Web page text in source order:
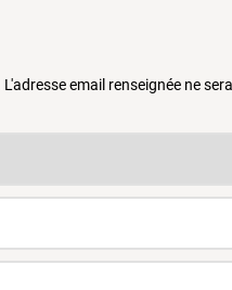
email renseignée ne